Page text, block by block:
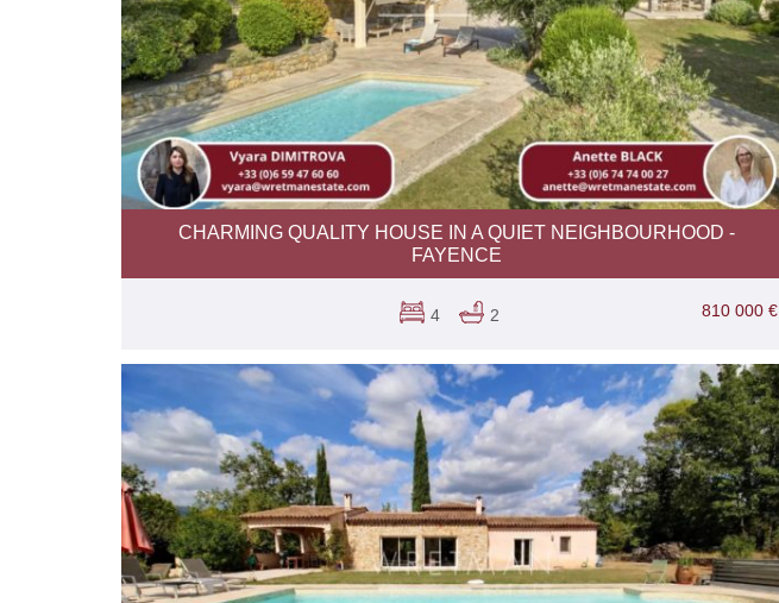
CHARMING QUALITY HOUSE IN A QUIET NEIGHBOURHOOD -
FAYENCE
810 000 €
4 2